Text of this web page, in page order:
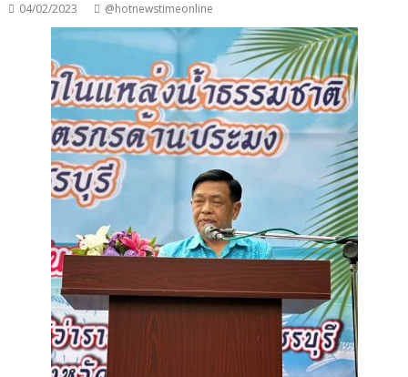
04/02/2023 @hotnewstimeonline